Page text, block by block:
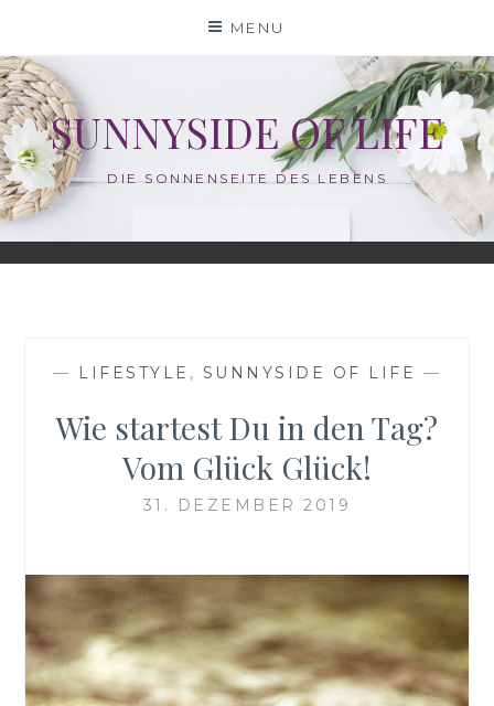
content
MENU
SUNNYSIDE OF LIFE
DIE SONNENSEITE DES LEBENS
— LIFESTYLE , SUNNYSIDE OF LIFE —
Wie startest Du in den Tag?
Vom Glück Glück!
31. DEZEMBER 2019